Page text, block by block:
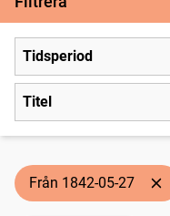
Tidsperiod
Titel
Från 1842-05-27